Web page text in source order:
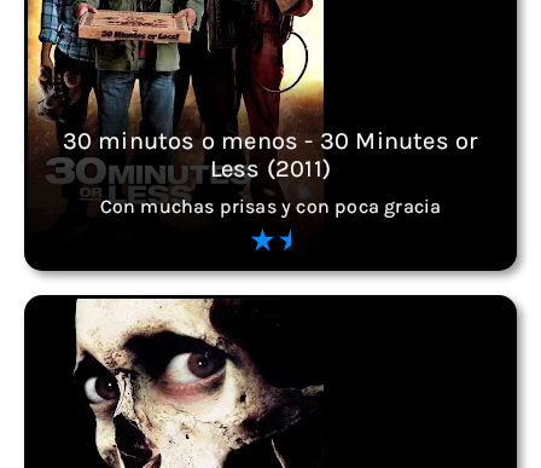
30 minutos o menos - 30 Minutes or
Less (2011)
Con muchas prisas y con poca gracia